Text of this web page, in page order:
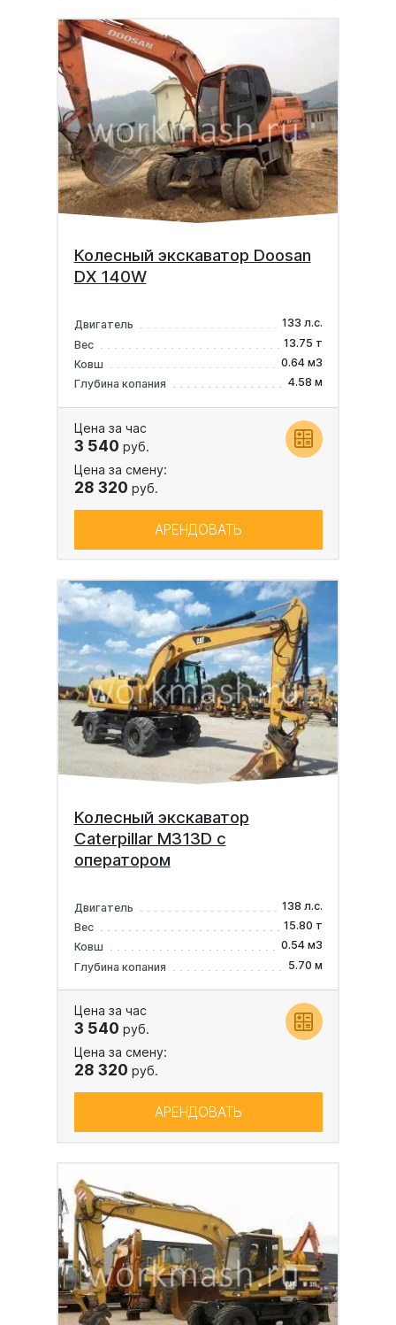
Колесный экскаватор Doosan
DX 140W
Двигатель
133 л.с.
Вес
13.75 т
Ковш
0.64 м3
Глубина копания
4.58 м
Цена за час
3 540 руб.
Цена за смену:
28 320 руб.
АРЕНДОВАТЬ
Колесный экскаватор
Caterpillar M313D с
оператором
Двигатель
138 л.с.
Вес
15.80 т
Ковш
0.54 м3
Глубина копания
5.70 м
Цена за час
3 540 руб.
Цена за смену:
28 320 руб.
АРЕНДОВАТЬ